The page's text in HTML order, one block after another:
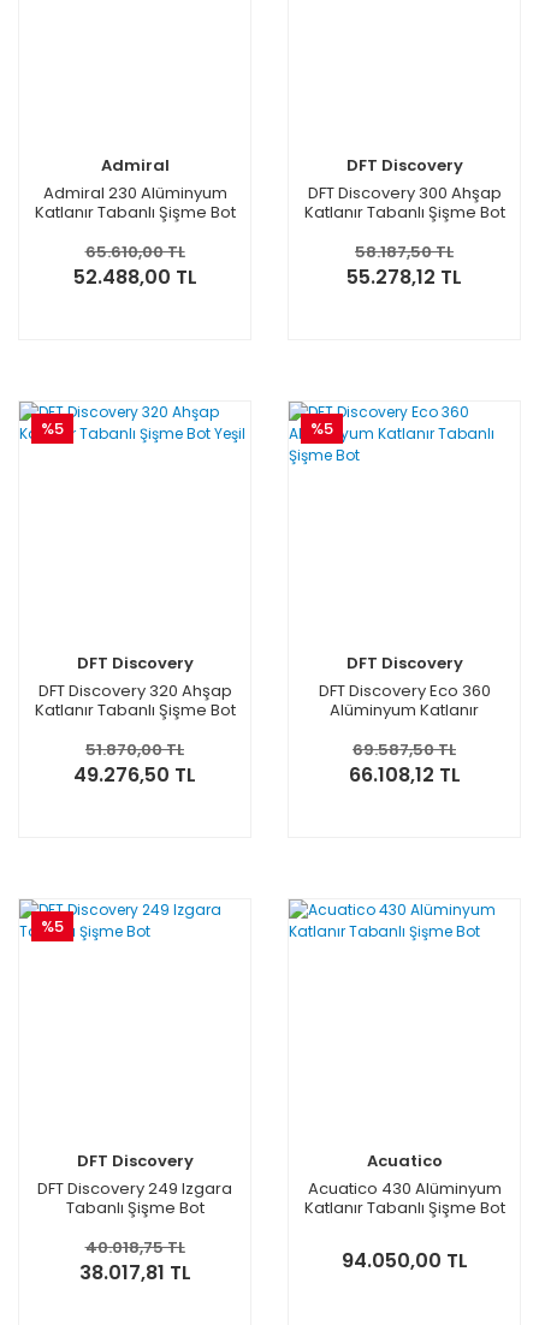
Admiral
Admiral 230 Alüminyum
Katlanır Tabanlı Şişme Bot
65.610,00 TL
52.488,00 TL
DFT Discovery
DFT Discovery 300 Ahşap
Katlanır Tabanlı Şişme Bot
58.187,50 TL
55.278,12 TL
%5
DFT Discovery
DFT Discovery 320 Ahşap
Katlanır Tabanlı Şişme Bot
51.870,00 TL
49.276,50 TL
%5
DFT Discovery
DFT Discovery Eco 360
Alüminyum Katlanır
69.587,50 TL
66.108,12 TL
%5
DFT Discovery
DFT Discovery 249 Izgara
Tabanlı Şişme Bot
40.018,75 TL
38.017,81 TL
Acuatico
Acuatico 430 Alüminyum
Katlanır Tabanlı Şişme Bot
94.050,00 TL